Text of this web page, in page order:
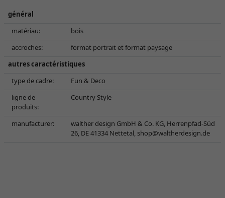
général
matériau:
bois
accroches:
format portrait et format paysage
autres caractéristiques
type de cadre:
Fun & Deco
ligne de
produits:
Country Style
manufacturer:
walther design GmbH & Co. KG, Herrenpfad-Süd
26, DE 41334 Nettetal,shop@waltherdesign.de